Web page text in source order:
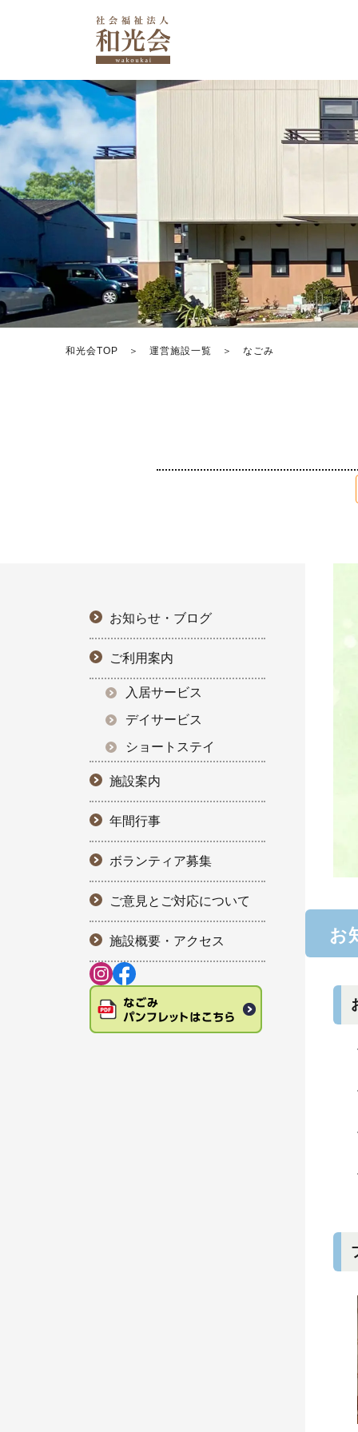
和光会TOP 運営施設一覧 なごみ
お知らせ・ブログ
ご利用案内
入居サービス
デイサービス
ショートステイ
施設案内
年間行事
ボランティア募集
ご意見とご対応について
施設概要・アクセス お